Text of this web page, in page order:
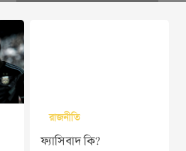
রাজনীতি
ফ্যাসিবাদ কি?